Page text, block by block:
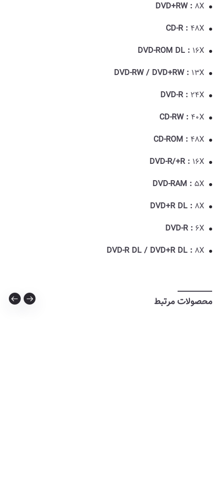
DVD+RW :8X
CD-R : 48X
DVD-ROM DL : 16X
DVD-RW / DVD+RW : 13X
DVD-R : 24X
CD-RW : 40X
CD-ROM : 48X
DVD-R/+R : 16X
DVD-RAM : 5X
DVD+R DL :8X
DVD-R : 6X
DVD-R DL / DVD+R DL :8X
محصولات مرتبط